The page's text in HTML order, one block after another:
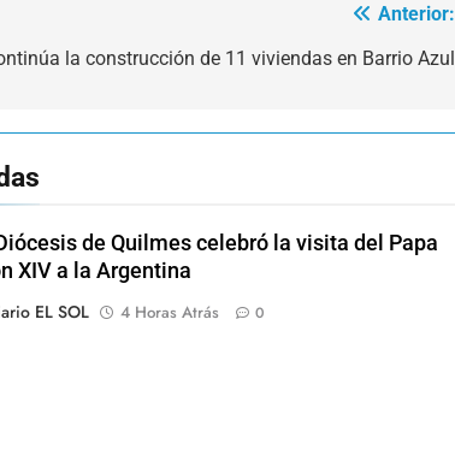
Anterior:
la construcción de 11 viviendas en Barrio Azul
de Quilmes celebró la visita del Papa
XIV a la Argentina
EL SOL
4 Horas Atrás 0